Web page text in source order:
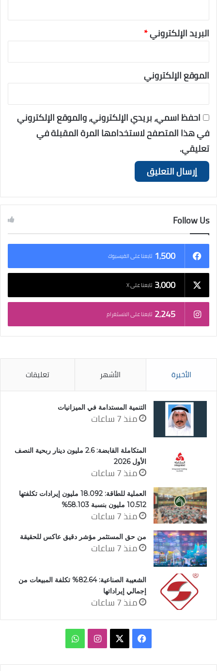
البريد الإلكتروني*
الموقع الإلكتروني
احفظ اسمي، بريدي الإلكتروني، والموقع الإلكتروني
في هذا المتصفح لاستخدامها المرة المقبلة في
تعليقي.
Follow Us
1٬500 تابعنا على الفيسبوك
3٬000 تابعنا على X
2٬245 تابعنا على الانستغرام
الأخيرة الأشهر تعليقات
التنمية المستدامة في الميزانيات
منذ 7 ساعات
المتكاملة القابضة: 2.6 مليون دينار ربحية النصف
الأول 2026
منذ 7 ساعات
العملية للطاقة: 18.092 مليون إيرادات تكلفتها
10.512 مليون بنسبة 58.103%
منذ 7 ساعات
من حق المستثمر مؤشر دقيق عاكس للحقيقة
منذ 7 ساعات
الشعيبة الصناعية: 82.64% تكلفة المبيعات من
إجمالي إيراداتها
منذ 7 ساعات
فيسبوك انستقرامواتساب